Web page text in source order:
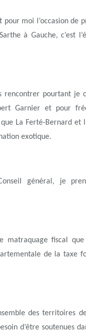
moi l’occasion de
à Gauche, c’est
rencontrer pourtant je
Garnier et pour
La Ferté-Bernard et
exotique.
général, je
matraquage fiscal que
de la taxe
des territoires
d’être soutenues